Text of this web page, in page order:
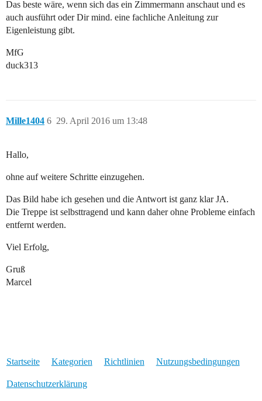
Das beste wäre, wenn sich das ein Zimmermann anschaut und es
auch ausführt oder Dir mind. eine fachliche Anleitung zur
Eigenleistung gibt.
MfG
duck313
Mille1404 29. April 2016 um 13:48
6
Hallo,
ohne auf weitere Schritte einzugehen.
Das Bild habe ich gesehen und die Antwort ist ganz klar JA.
Die Treppe ist selbsttragend und kann daher ohne Probleme einfach
entfernt werden.
Viel Erfolg,
Gruß
Marcel
Startseite Kategorien Richtlinien Nutzungsbedingungen
Datenschutzerklärung